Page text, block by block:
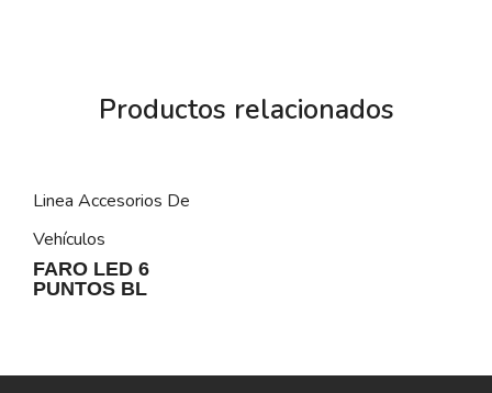
Productos relacionados
Linea Accesorios De
Vehículos
FARO LED 6
PUNTOS BL